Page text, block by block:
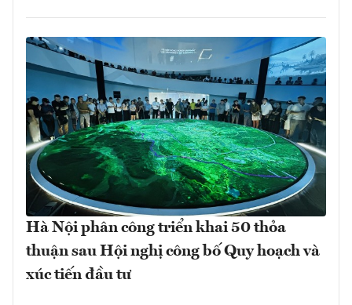
Hà Nội phân công triển khai 50 thỏa
thuận sau Hội nghị công bố Quy hoạch và
xúc tiến đầu tư